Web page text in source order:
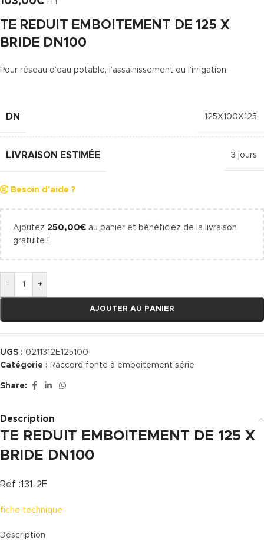
TE REDUIT EMBOITEMENT DE 125 X
BRIDE DN100
Pour réseau d’eau potable, l’assainissement ou l’irrigation.
DN 125X100X125
LIVRAISON ESTIMÉE 3 jours
Besoin d'aide ?
Ajoutez 250,00€ au panier et bénéficiez de la livraison
gratuite !
- +
AJOUTER AU PANIER
UGS : 0211312E125100
Catégorie : Raccord fonte à emboitement série
Share:
Description
TE REDUIT EMBOITEMENT DE 125 X
BRIDE DN100
Ref :131-2E
fiche technique
Description